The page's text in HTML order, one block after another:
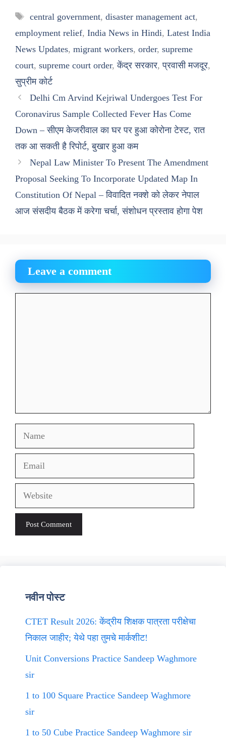
Tags
central government, disaster management act,
employment relief, India News in Hindi, Latest India
News Updates, migrant workers, order, supreme
court, supreme court order,केंद्र सरकार,प्रवासी मजदूर,
सुप्रीम कोर्ट
Delhi Cm Arvind Kejriwal Undergoes Test For
Coronavirus Sample Collected Fever Has Come
Down – सीएम केजरीवाल का घर पर हुआ कोरोना टेस्ट, रात
तक आ सकती है रिपोर्ट, बुखार हुआ कम
Nepal Law Minister To Present The Amendment
Proposal Seeking To Incorporate Updated Map In
Constitution Of Nepal – विवादित नक्शे को लेकर नेपाल
आज संसदीय बैठक में करेगा चर्चा, संशोधन प्रस्ताव होगा पेश
Leave a comment
Name
Email
Website
नवीन पोस्ट
CTET Result 2026: केंद्रीय शिक्षक पात्रता परीक्षेचा
निकाल जाहीर; येथे पहा तुमचे मार्कशीट!
Unit Conversions Practice Sandeep Waghmore
sir
1 to 100 Square Practice Sandeep Waghmore
sir
1 to 50 Cube Practice Sandeep Waghmore sir